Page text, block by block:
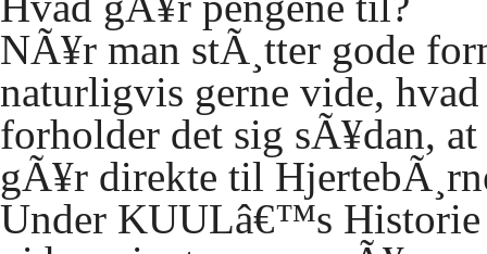
NÃ¥r man stÃ¸tter gode
naturligvis gerne vide,
forholder det sig sÃ¥dan,
gÃ¥r direkte til
Under KUULâ€™s Historie